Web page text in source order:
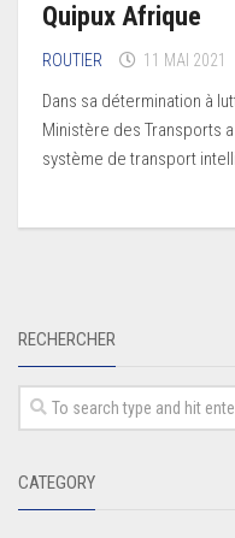
Quipux Afrique
ROUTIER 11 MAI 2021
Dans sa détermination à
Ministère des Transports
système de transport
RECHERCHER
CATEGORY